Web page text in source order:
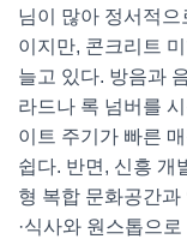
님이 많아 정서적
이지만, 콘크리트
늘고 있다. 방음과
라드나 록 넘버를
이트 주기가 빠른
쉽다. 반면, 신흥 개
형 복합 문화공간
·식사와 원스톱으